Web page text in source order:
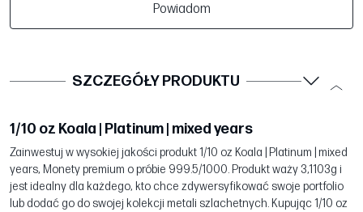
Powiadom
SZCZEGÓŁY PRODUKTU
1/10 oz Koala | Platinum | mixed years
Zainwestuj w wysokiej jakości produkt 1/10 oz Koala | Platinum | mixed
years, Monety premium o próbie 999.5/1000. Produkt waży 3,1103g i
jest idealny dla każdego, kto chce zdywersyfikować swoje portfolio
lub dodać go do swojej kolekcji metali szlachetnych. Kupując 1/10 oz